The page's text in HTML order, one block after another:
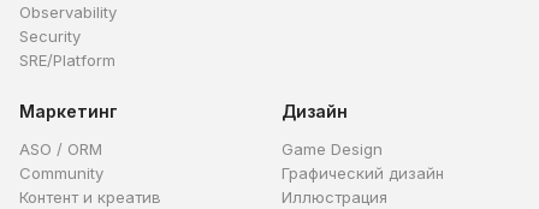
Observability
Security
SRE/Platform
Маркетинг
ASO / ORM
Community
Контент и креатив
Дизайн
Game Design
Графический дизайн
Иллюстрация